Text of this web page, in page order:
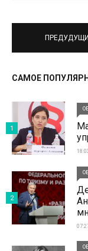
САМОЕ
1
2